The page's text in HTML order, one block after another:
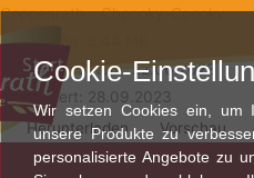
Zum
Inhalt
springen
Start
Coppenrath – Choooky-Coooky
Dateigröße: 5.44 MB
Erstellungsdatum: 22.06.2023
Aktualisiert: 28.09.2023
Herunterladen
Vorschau
Cookie-
Wir setzen Cookies ein, um
unsere Produkte zu
personalisierte Angebote zu